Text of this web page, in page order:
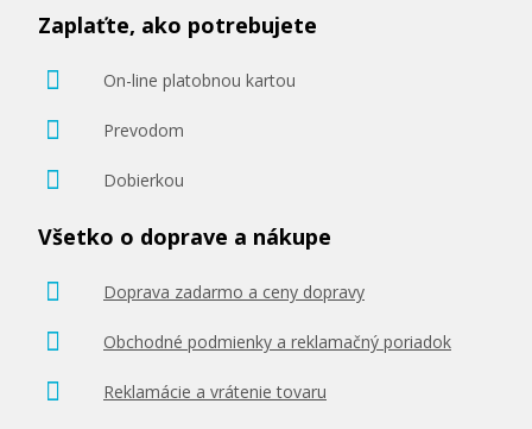
Zaplaťte, ako potrebujete
On-line platobnou kartou
Prevodom
Dobierkou
Všetko o doprave a nákupe
Doprava zadarmo a ceny dopravy
Obchodné podmienky a reklamačný poriadok
Reklamácie a vrátenie tovaru